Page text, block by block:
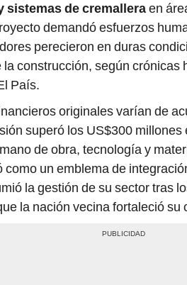
sistemas de cremalleraen
demandó esfuerzos
perecieron en duras
construcción, según crónicas
País.
originales varían de
superó los US$300
de obra, tecnología y
como un emblema de
la gestión de su sector tras
la nación vecina fortaleció